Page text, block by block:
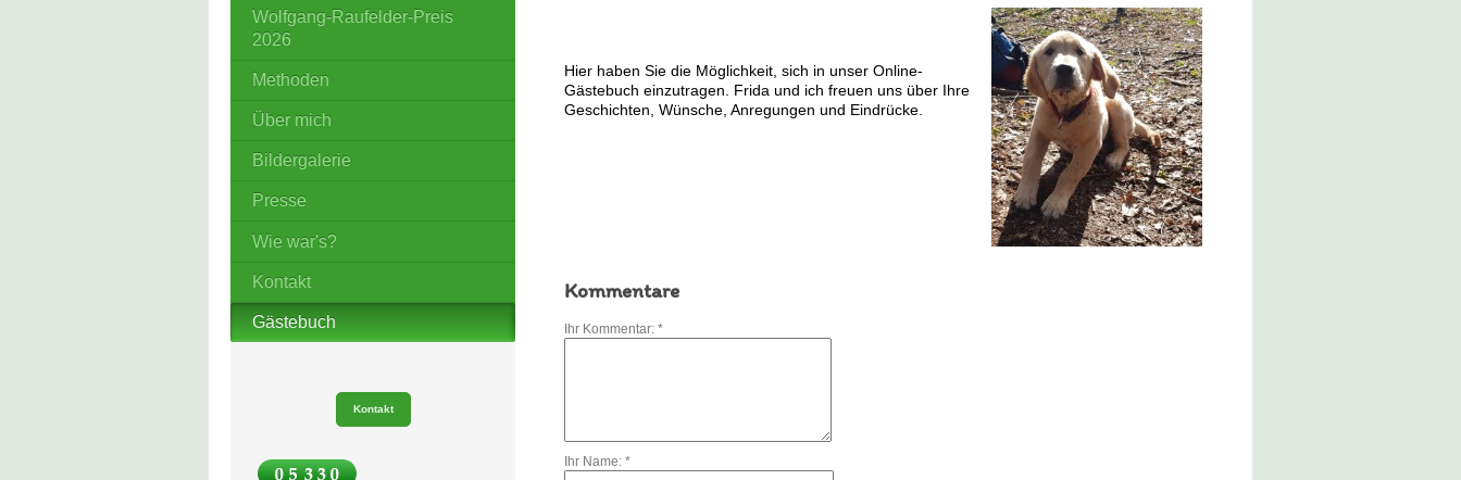
Hier haben Sie die Möglichkeit, sich in unser Online-
Gästebuch einzutragen. Frida und ich freuen uns über Ihre
Geschichten, Wünsche, Anregungen und Eindrücke.
Kommentare
Ihr Kommentar: *
Ihr Name: *
Wolfgang-Raufelder-Preis
2026
Methoden
Über mich
Bildergalerie
Presse
Wie war's?
Kontakt
Gästebuch
Kontakt